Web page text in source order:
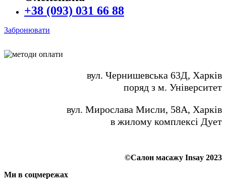
+38 (093) 031 66 88
Забронювати
вул. Чернишевська 63Д, Харків
поряд з м. Університет
вул. Мирослава Мисли, 58А, Харків
в жилому комплексі Дует
©Салон масажу Insay 2023
Ми в соцмережах